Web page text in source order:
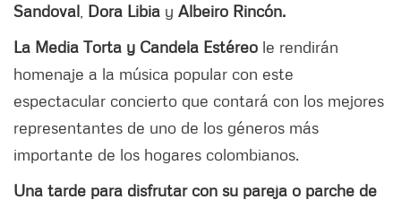
Sandoval Dora Libia y Albeiro Rincón.
La Media Torta y Candela Estéreo le rendirán
homenaje a la música popular con este
espectacular concierto que contará con los mejores
representantes de uno de los géneros más
importante de los hogares colombianos.
Una tarde para disfrutar con su pareja o parche de